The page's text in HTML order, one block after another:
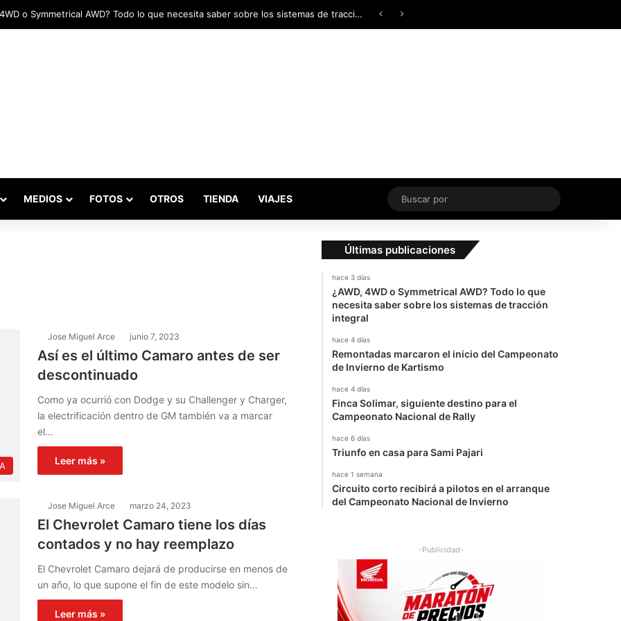
marcaron el inicio del Campeonato de Invierno de Kartismo
MEDIOS FOTOS OTROS TIENDA VIAJES
Buscar
por
Jose Miguel Arce junio 7, 2023
Así es el último Camaro antes de ser
descontinuado
Como ya ocurrió con Dodge y su Challenger y Charger,
la electrificación dentro de GM también va a marcar
el…
Leer más »
Jose Miguel Arce marzo 24, 2023
El Chevrolet Camaro tiene los días
contados y no hay reemplazo
El Chevrolet Camaro dejará de producirse en menos de
un año, lo que supone el fin de este modelo sin…
Leer más »
Últimas publicaciones
hace 3 días
¿AWD, 4WD o Symmetrical AWD? Todo lo que
necesita saber sobre los sistemas de tracción
integral
hace 4 días
Remontadas marcaron el inicio del Campeonato
de Invierno de Kartismo
hace 4 días
Finca Solimar, siguiente destino para el
Campeonato Nacional de Rally
hace 6 días
Triunfo en casa para Sami Pajari
hace 1 semana
Circuito corto recibirá a pilotos en el arranque
del Campeonato Nacional de Invierno
-Publicidad-